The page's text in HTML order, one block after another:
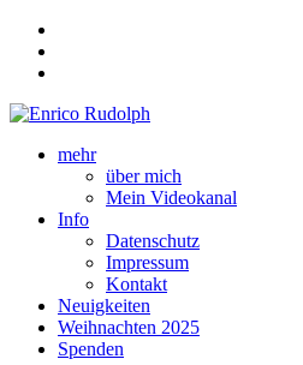
mehr
über mich
Mein Videokanal
Info
Datenschutz
Impressum
Kontakt
Neuigkeiten
Weihnachten 2025
Spenden